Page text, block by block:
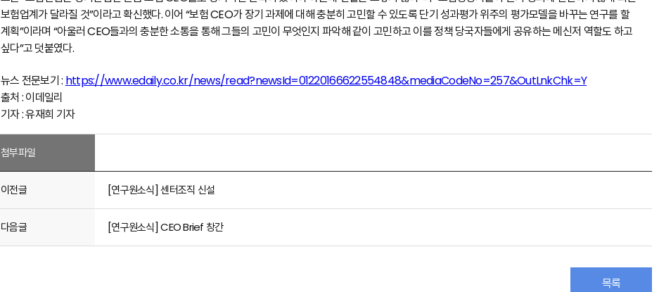
보험업계가 달라질 것”이라고 확신했다. 이어 “보험 CEO가 장기 과제에 대해 충분히 고민할 수 있도록 단기 성과평가 위주의 평가모델을 바꾸는 연구를 할
계획”이라며 “아울러 CEO들과의 충분한 소통을 통해 그들의 고민이 무엇인지 파악해 같이 고민하고 이를 정책 당국자들에게 공유하는 메신저 역할도 하고
싶다”고 덧붙였다.
뉴스 전문보기 : https://www.edaily.co.kr/news/read?newsId=01220166622554848&mediaCodeNo=257&OutLnkChk=Y
출처 : 이데일리
기자 : 유재희 기자
첨부파일
이전글 [연구원소식] 센터조직 신설
다음글 [연구원소식] CEO Brief 창간
목록